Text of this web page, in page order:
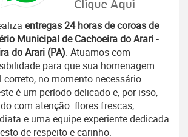
entregas 24 horas de coroas de
Municipal de Cachoeira do Arari -
do Arari (PA). Atuamos com
para que sua homenagem
correto, no momento necessário.
é um período delicado e, por isso,
com atenção: flores frescas,
e uma equipe experiente dedicada
de respeito e carinho.